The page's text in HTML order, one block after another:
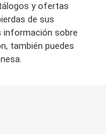
y ofertas
de sus
información sobre
también puedes